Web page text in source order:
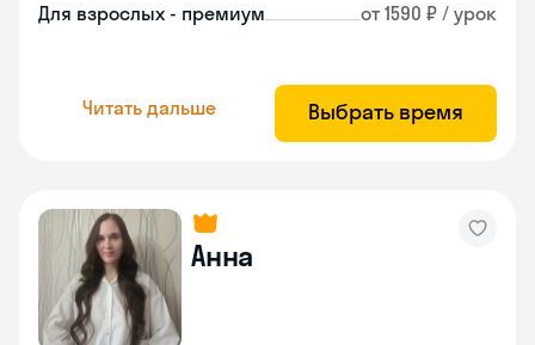
Для взрослых - премиум от 1590 ₽ / урок
Читать дальше Выбрать время
Анна